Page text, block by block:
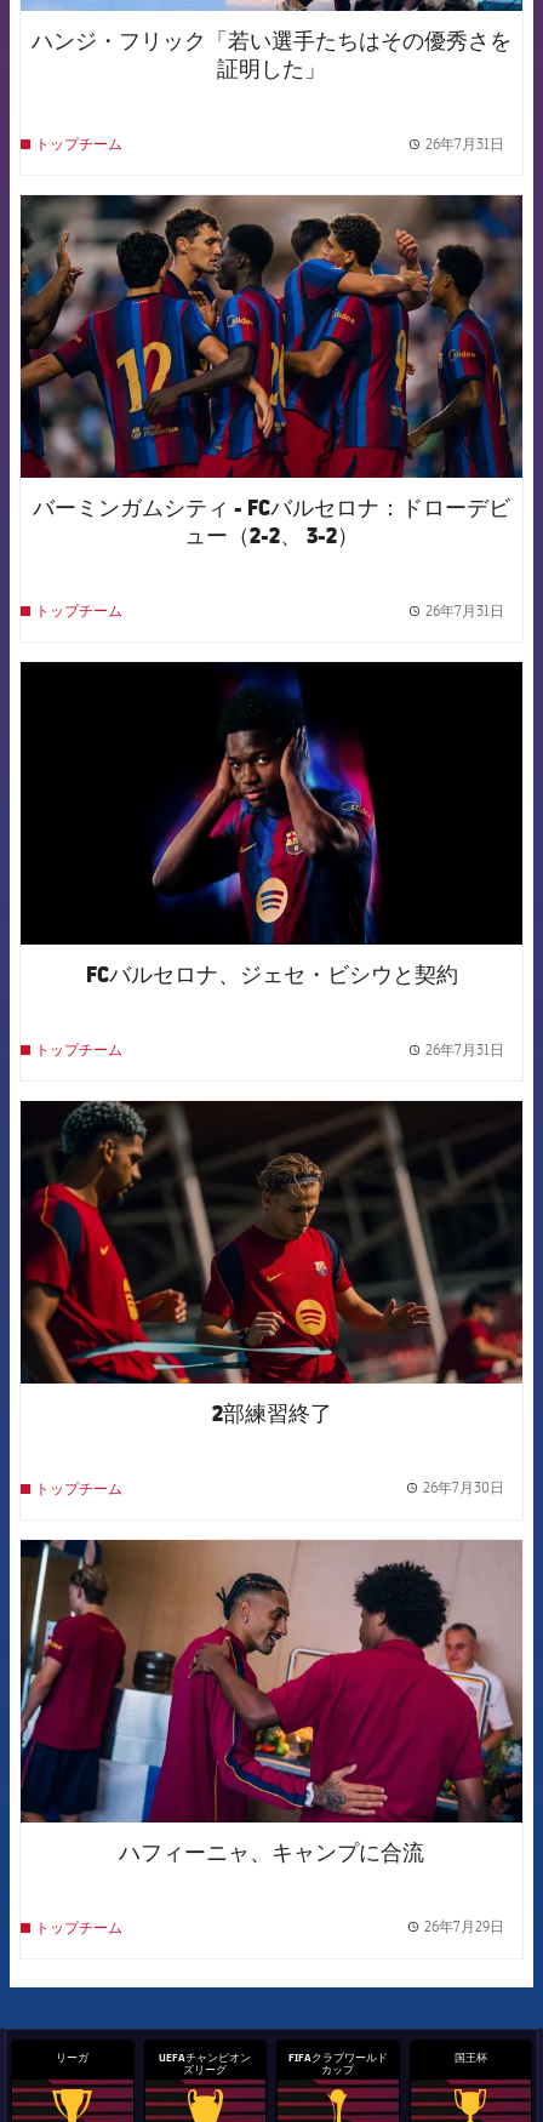
ハンジ・フリック「若い選手たちはその優秀さを
証明した」
トップチーム 26年7月31日
FCB Barcelona badge
バーミンガムシティ - FCバルセロナ：ドローデビ
ュー（2-2、 3-2）
トップチーム 26年7月31日
FCB Barcelona badge
FCバルセロナ、ジェセ・ビシウと契約
トップチーム 26年7月31日
FCB Barcelona badge
2部練習終了
トップチーム 26年7月30日
ハフィーニャ、キャンプに合流
トップチーム 26年7月29日
リーガ
UEFAチャンピオン
ズリーグ
FIFAクラブワールド
カップ
国王杯